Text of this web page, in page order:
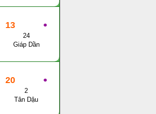
●
13
24
Giáp Dần
●
20
2
Tân Dậu